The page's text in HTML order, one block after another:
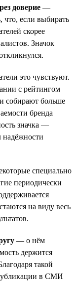
доверие —
что, если выбирать
скорее
Значок
это чувствуют.
с рейтингом
собирают больше
бренда
значка —
надёжности
специально
периодически
на виду весь
— о нём
держится
такой
в СМИ